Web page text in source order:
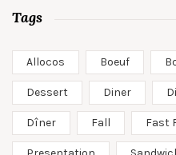
Tags
Allocos Boeuf
Dessert Diner
Dîner Fall Fast